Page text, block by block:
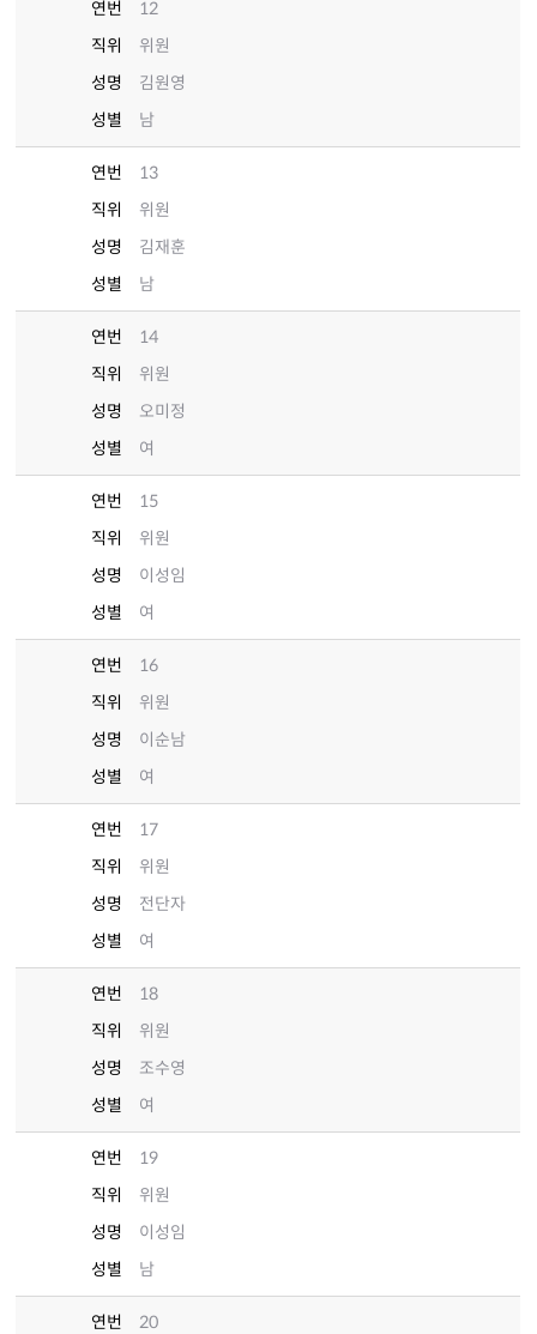
연번
12
직위
위원
성명
김원영
성별
남
연번
13
직위
위원
성명
김재훈
성별
남
연번
14
직위
위원
성명
오미정
성별
여
연번
15
직위
위원
성명
이성임
성별
여
연번
16
직위
위원
성명
이순남
성별
여
연번
17
직위
위원
성명
전단자
성별
여
연번
18
직위
위원
성명
조수영
성별
여
연번
19
직위
위원
성명
이성임
성별
남
연번
20